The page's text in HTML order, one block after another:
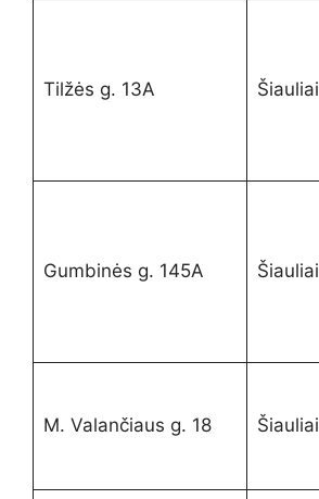
Tilžės g. 13A Šiauliai
Gumbinės g. 145A Šiauliai
M. Valančiaus g. 18 Šiauliai